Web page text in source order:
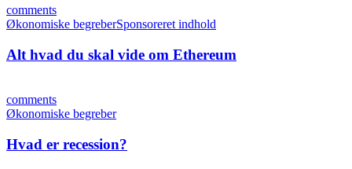
comments
Økonomiske begreberSponsoreret indhold
Alt hvad du skal vide om Ethereum
comments
Økonomiske begreber
Hvad er recession?